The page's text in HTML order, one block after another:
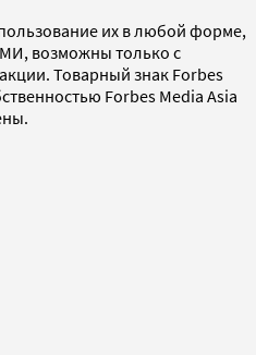
их в любой форме,
возможны только с
Товарный знак Forbes
Forbes Media Asia